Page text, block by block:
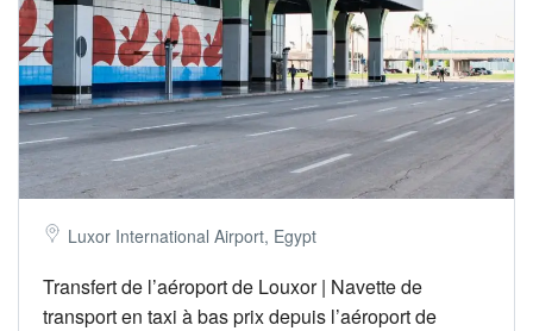
Luxor International Airport, Egypt
Transfert de l’aéroport de Louxor | Navette de
transport en taxi à bas prix depuis l’aéroport de